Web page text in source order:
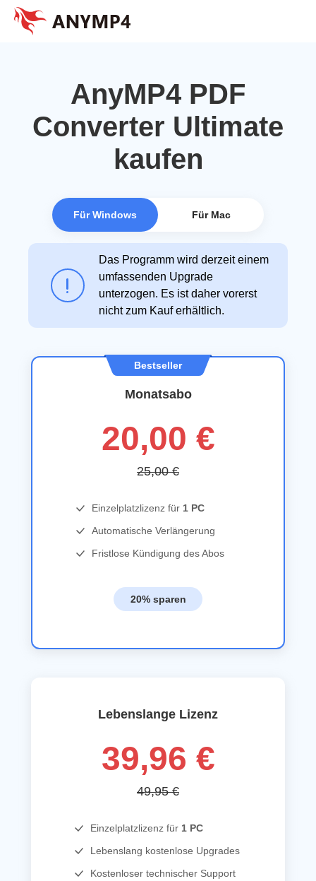
AnyMP4 PDF
Converter Ultimate
kaufen
Für Windows Für Mac
Das Programm wird derzeit einem
umfassenden Upgrade
unterzogen. Es ist daher vorerst
nicht zum Kauf erhältlich.
Bestseller
Monatsabo
20,00 €
25,00 €
Einzelplatzlizenz für 1 PC
Automatische Verlängerung
Fristlose Kündigung des Abos
20% sparen
Lebenslange Lizenz
39,96 €
49,95 €
Einzelplatzlizenz für 1 PC
Lebenslang kostenlose Upgrades
Kostenloser technischer Support